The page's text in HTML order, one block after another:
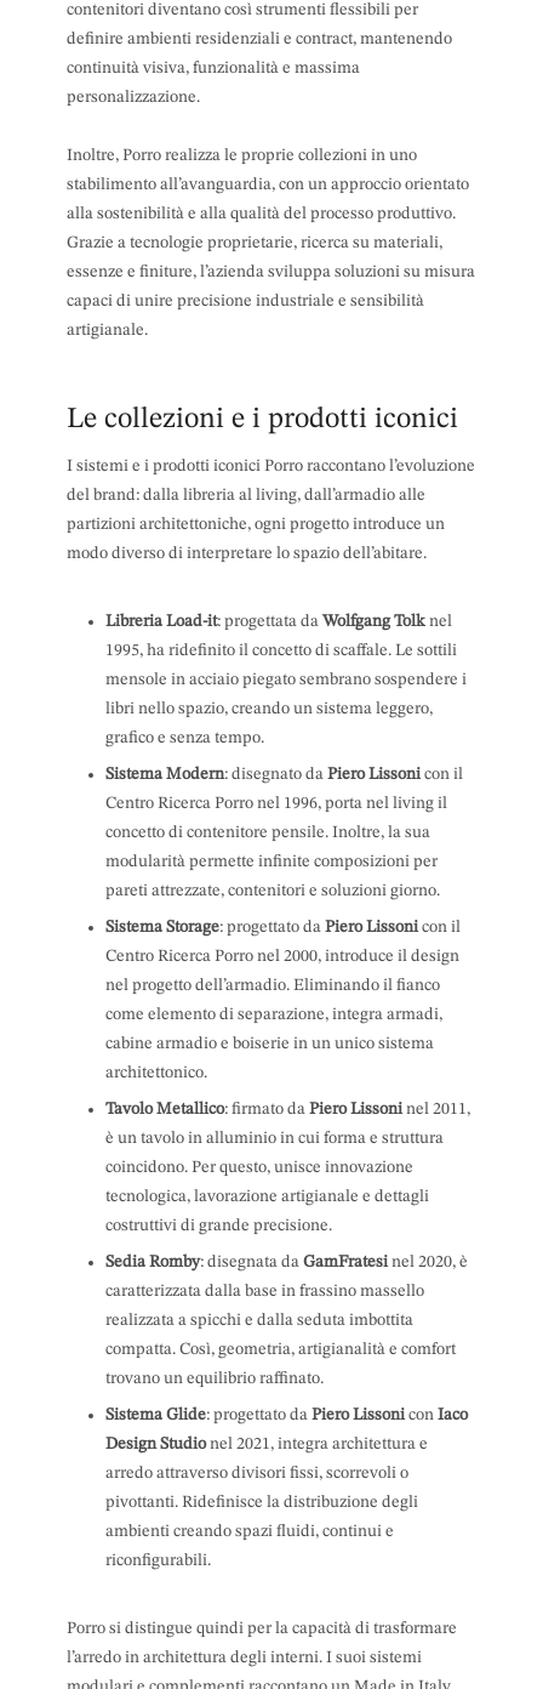
contenitori diventano così strumenti flessibili per
definire ambienti residenziali e contract, mantenendo
continuità visiva, funzionalità e massima
personalizzazione.
Inoltre, Porro realizza le proprie collezioni in uno
stabilimento all’avanguardia, con un approccio orientato
alla sostenibilità e alla qualità del processo produttivo.
Grazie a tecnologie proprietarie, ricerca su materiali,
essenze e finiture, l’azienda sviluppa soluzioni su misura
capaci di unire precisione industriale e sensibilità
artigianale.
Le collezioni e i prodotti iconici
I sistemi e i prodotti iconici Porro raccontano l’evoluzione
del brand: dalla libreria al living, dall’armadio alle
partizioni architettoniche, ogni progetto introduce un
modo diverso di interpretare lo spazio dell’abitare.
Libreria Load-it: progettata da Wolfgang Tolknel
1995, ha ridefinito il concetto di scaffale. Le sottili
mensole in acciaio piegato sembrano sospendere i
libri nello spazio, creando un sistema leggero,
grafico e senza tempo.
Sistema Modern: disegnato da Piero Lissonicon il
Centro Ricerca Porro nel 1996, porta nel living il
concetto di contenitore pensile. Inoltre, la sua
modularità permette infinite composizioni per
pareti attrezzate, contenitori e soluzioni giorno.
Sistema Storage: progettato da Piero Lissonicon il
Centro Ricerca Porro nel 2000, introduce il design
nel progetto dell’armadio. Eliminando il fianco
come elemento di separazione, integra armadi,
cabine armadio e boiserie in un unico sistema
architettonico.
Tavolo Metallico: firmato da Piero Lissoninel 2011,
è un tavolo in alluminio in cui forma e struttura
coincidono. Per questo, unisce innovazione
tecnologica, lavorazione artigianale e dettagli
costruttivi di grande precisione.
Sedia Romby: disegnata da GamFratesinel 2020, è
caratterizzata dalla base in frassino massello
realizzata a spicchi e dalla seduta imbottita
compatta. Così, geometria, artigianalità e comfort
trovano un equilibrio raffinato.
Sistema Glide: progettato da Piero Lissonicon Iaco
Design Studionel 2021, integra architettura e
arredo attraverso divisori fissi, scorrevoli o
pivottanti. Ridefinisce la distribuzione degli
ambienti creando spazi fluidi, continui e
riconfigurabili.
Porro si distingue quindi per la capacità di trasformare
l’arredo in architettura degli interni. I suoi sistemi